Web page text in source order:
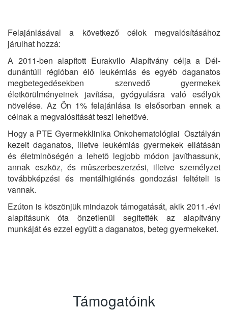
Felajánlásával a következő célok megvalósításához
járulhat hozzá:
A 2011-ben alapított Eurakvilo Alapítvány célja a Dél-
dunántúli régióban élő leukémiás és egyéb daganatos
megbetegedésekben szenvedő gyermekek
életkörülményeinek javítása, gyógyulásra való esélyük
növelése. Az Ön 1% felajánlása is elsősorban ennek a
célnak a megvalósítását teszi lehetõvé.
Hogy a PTE Gyermekklinika Onkohematológiai Osztályán
kezelt daganatos, illetve leukémiás gyermekek ellátásán
és életminõségén a lehetõ legjobb módon javíthassunk,
annak eszköz, és mûszerbeszerzési, illetve személyzet
továbbképzési és mentálhigiénés gondozási feltételi is
vannak.
Ezúton is köszönjük mindazok támogatását, akik 2011.-évi
alapításunk óta önzetlenül segítették az alapítvány
munkáját és ezzel együtt a daganatos, beteg gyermekeket.
Támogatóink